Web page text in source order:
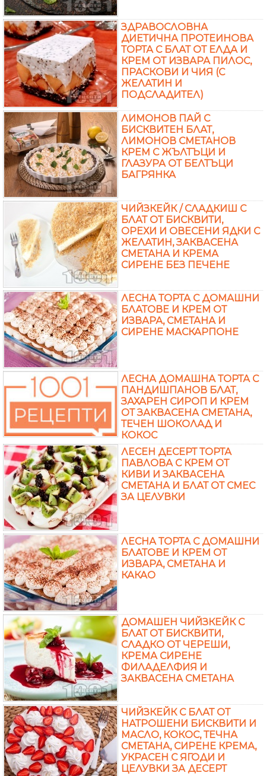
ЗДРАВОСЛОВНА
ДИЕТИЧНА ПРОТЕИНОВА
ТОРТА С БЛАТ ОТ ЕЛДА И
КРЕМ ОТ ИЗВАРА ПИЛОС,
ПРАСКОВИ И ЧИЯ (С
ЖЕЛАТИН И
ПОДСЛАДИТЕЛ)
ЛИМОНОВ ПАЙ С
БИСКВИТЕН БЛАТ,
ЛИМОНОВ СМЕТАНОВ
КРЕМ С ЖЪЛТЪЦИ И
ГЛАЗУРА ОТ БЕЛТЪЦИ
БАГРЯНКА
ЧИЙЗКЕЙК / СЛАДКИШ С
БЛАТ ОТ БИСКВИТИ,
ОРЕХИ И ОВЕСЕНИ ЯДКИ С
ЖЕЛАТИН, ЗАКВАСЕНА
СМЕТАНА И КРЕМА
СИРЕНЕ БЕЗ ПЕЧЕНЕ
ЛЕСНА ТОРТА С ДОМАШНИ
БЛАТОВЕ И КРЕМ ОТ
ИЗВАРА, СМЕТАНА И
СИРЕНЕ МАСКАРПОНЕ
ЛЕСНА ДОМАШНА ТОРТА С
ПАНДИШПАНОВ БЛАТ,
ЗАХАРЕН СИРОП И КРЕМ
ОТ ЗАКВАСЕНА СМЕТАНА,
ТЕЧЕН ШОКОЛАД И
КОКОС
ЛЕСЕН ДЕСЕРТ ТОРТА
ПАВЛОВА С КРЕМ ОТ
КИВИ И ЗАКВАСЕНА
СМЕТАНА И БЛАТ ОТ СМЕС
ЗА ЦЕЛУВКИ
ЛЕСНА ТОРТА С ДОМАШНИ
БЛАТОВЕ И КРЕМ ОТ
ИЗВАРА, СМЕТАНА И
КАКАО
ДОМАШЕН ЧИЙЗКЕЙК С
БЛАТ ОТ БИСКВИТИ,
СЛАДКО ОТ ЧЕРЕШИ,
КРЕМА СИРЕНЕ
ФИЛАДЕЛФИЯ И
ЗАКВАСЕНА СМЕТАНА
ЧИЙЗКЕЙК С БЛАТ ОТ
НАТРОШЕНИ БИСКВИТИ И
МАСЛО, КОКОС, ТЕЧНА
СМЕТАНА, СИРЕНЕ КРЕМА,
УКРАСЕН С ЯГОДИ И
ЦЕЛУВКИ ЗА ДЕСЕРТ